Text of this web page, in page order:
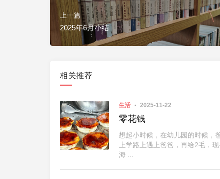
上一篇
2025年6月小结
相关推荐
生活 2025-11-22
零花钱
想起小时候，在幼儿园的时候，
上学路上遇上爸爸，再给2毛，
海 ...